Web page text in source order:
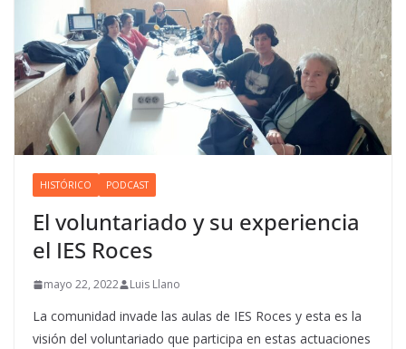
HISTÓRICO PODCAST
El voluntariado y su experiencia
el IES Roces
mayo 22, 2022 Luis Llano
La comunidad invade las aulas de IES Roces y esta es la
visión del voluntariado que participa en estas actuaciones